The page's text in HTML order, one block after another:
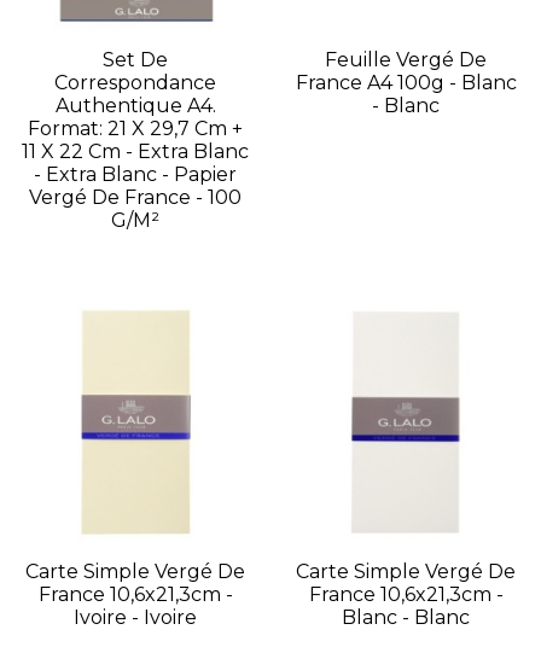
Set De
Correspondance
Authentique A4.
Format: 21 X 29,7 Cm +
11 X 22 Cm - Extra Blanc
- Extra Blanc - Papier
Vergé De France - 100
G/m²
Feuille Vergé De
France A4 100g - Blanc
- Blanc
Carte Simple Vergé De
France 10,6x21,3cm -
Ivoire - Ivoire
Carte Simple Vergé De
France 10,6x21,3cm -
Blanc - Blanc